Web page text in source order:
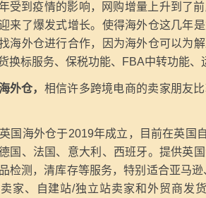
受到疫情的影响，网购增量上升到了
来了爆发式增长。使得海外仓这几年
海外仓进行合作，因为海外仓可以为
换标服务、保税功能、FBA中转功能、
外仓， 相信许多跨境电商的卖家朋友
国海外仓于2019年成立，目前在英国
国、法国、意大利、西班牙。提供英
检测，清库存等服务，特别适合亚马
家、自建站/独立站卖家和外贸商发货